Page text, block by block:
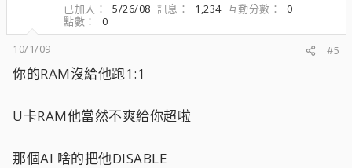
已加入
5/26/08 訊息 1,234 互動分數
0
點數
0
10/1/09
#5
你的RAM沒給他跑1:1
U卡RAM他當然不爽給你超啦
那個AI 啥的把他DISABLE